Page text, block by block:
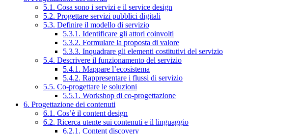
5.1. Cosa sono i servizi e il service design
5.2. Progettare servizi pubblici digitali
5.3. Definire il modello di servizio
5.3.1. Identificare gli attori coinvolti
5.3.2. Formulare la proposta di valore
5.3.3. Inquadrare gli elementi costitutivi del servizio
5.4. Descrivere il funzionamento del servizio
5.4.1. Mappare l’ecosistema
5.4.2. Rappresentare i flussi di servizio
5.5. Co-progettare le soluzioni
5.5.1. Workshop di co-progettazione
6. Progettazione dei contenuti
6.1. Cos’è il content design
6.2. Ricerca utente sui contenuti e il linguaggio
6.2.1. Content discovery